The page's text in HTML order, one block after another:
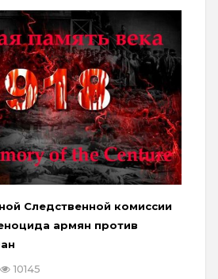
Следственной комиссии
армян против
10145